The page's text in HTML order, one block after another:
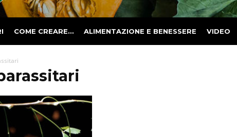
COME CREARE… ALIMENTAZIONE E BENESSERE VIDEO